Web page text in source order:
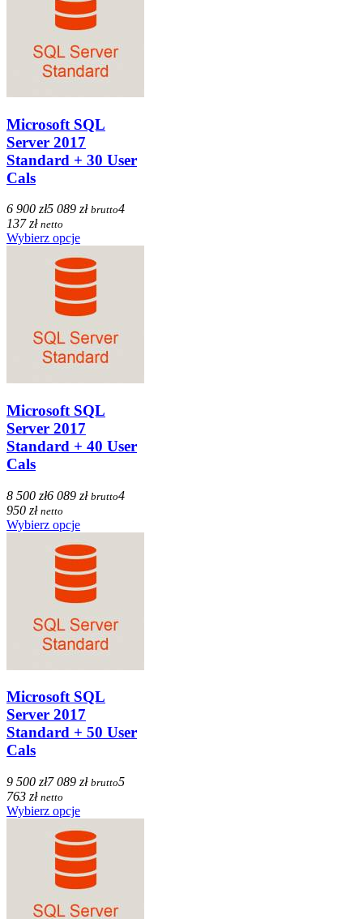
Microsoft SQL
Server 2017
Standard + 30 User
Cals
6 900 zł5 089 zł brutto4
137 zł netto
Wybierz opcje
Microsoft SQL
Server 2017
Standard + 40 User
Cals
8 500 zł6 089 zł brutto4
950 zł netto
Wybierz opcje
Microsoft SQL
Server 2017
Standard + 50 User
Cals
9 500 zł7 089 zł brutto5
763 zł netto
Wybierz opcje